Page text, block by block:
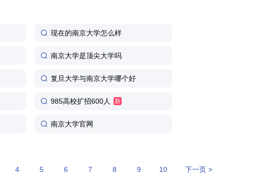
现在的南京大学怎么样
南京大学是顶尖大学吗
复旦大学与南京大学哪个好
985高校扩招600人 新
南京大学官网
4 5 6 7 8 9 10 下一页 >